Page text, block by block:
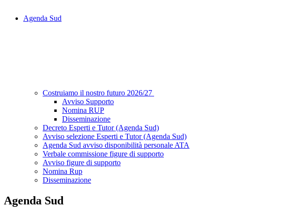
Agenda Sud
Costruiamo il nostro futuro 2026/27
Avviso Supporto
Nomina RUP
Disseminazione
Decreto Esperti e Tutor (Agenda Sud)
Avviso selezione Esperti e Tutor (Agenda Sud)
Agenda Sud avviso disponibilità personale ATA
Verbale commissione figure di supporto
Avviso figure di supporto
Nomina Rup
Disseminazione
Agenda Sud